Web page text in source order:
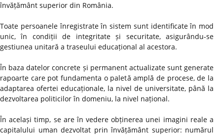
învățământ superior din România.
Toate persoanele înregistrate în sistem sunt identificate în mod
unic, în condiții de integritate și securitate, asigurându-se
gestiunea unitară a traseului educațional al acestora.
În baza datelor concrete și permanent actualizate sunt generate
rapoarte care pot fundamenta o paletă amplă de procese, de la
adaptarea ofertei educaționale, la nivel de universitate, până la
dezvoltarea politicilor în domeniu, la nivel național.
În același timp, se are în vedere obținerea unei imagini reale a
capitalului uman dezvoltat prin învățământ superior: numărul